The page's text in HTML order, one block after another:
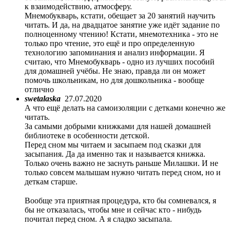
к взаимодействию, атмосферу.
Мнемобукварь, кстати, обещает за 20 занятий научить
читать. И да, на двадцатое занятие уже идёт задание по
полноценному чтению! Кстати, мнемотехника - это не
только про чтение, это ещё и про определенную
технологию запоминания и анализ информации. Я
считаю, что Мнемобукварь - одно из лучших пособий
для домашней учёбы. Не знаю, правда ли он может
помочь школьникам, но для дошкольника - вообще
отлично
swetalaska 27.07.2020
А что ещё делать на самоизоляции с детками конечно же
читать.
За самыми добрыми книжками для нашей домашней
библиотеке в особенности детской.
Перед сном мы читаем и засыпаем под сказки для
засыпания. Да да именно так и называется книжка.
Только очень важно не заснуть раньше Милашки. И не
только совсем малышам нужно читать перед сном, но и
деткам старше.
Вообще эта приятная процедура, кто бы сомневался, я
бы не отказалась, чтобы мне и сейчас кто - нибудь
почитал перед сном. А я сладко засыпала.